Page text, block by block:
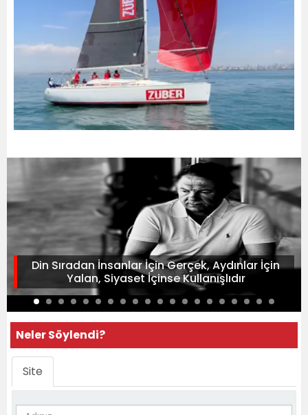
Din Sıradan İnsanlar İçin Gerçek, Aydınlar İçin
Yalan, Siyaset İçinse Kullanışlıdır
Neler Söylendi?
Site